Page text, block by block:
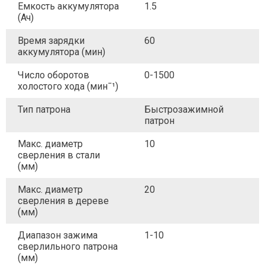
Емкость аккумулятора
(Ач)
1.5
Время зарядки
аккумулятора (мин)
60
Число оборотов
холостого хода (минˉ¹)
0-1500
Тип патрона
Быстрозажимной
патрон
Макс. диаметр
сверления в стали
(мм)
10
Макс. диаметр
сверления в дереве
(мм)
20
Диапазон зажима
сверлильного патрона
(мм)
1-10